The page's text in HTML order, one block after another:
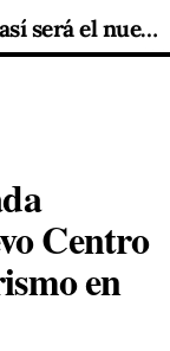
Un punto de luz por cada víctima: así será el nuevo Centro de Memoria del Terrorismo en Madrid
Centro
en